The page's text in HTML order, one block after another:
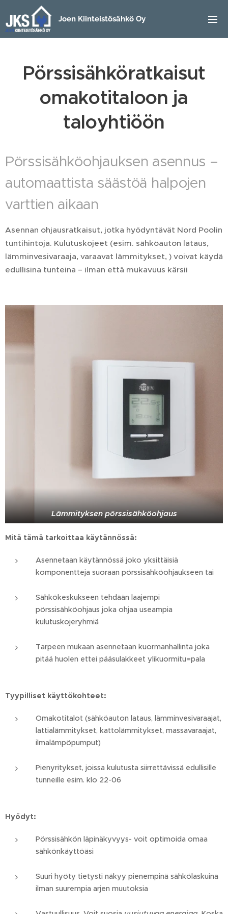
Joen Kiinteistösähkö Oy
Pörssisähköratkaisut
omakotitaloon ja
taloyhtiöön
Pörssisähköohjauksen asennus –
automaattista säästöä halpojen
varttien aikaan
Asennan ohjausratkaisut, jotka hyödyntävät Nord Poolin
tuntihintoja. Kulutuskojeet (esim. sähköauton lataus,
lämminvesivaraaja, varaavat lämmitykset, ) voivat käydä
edullisina tunteina – ilman että mukavuus kärsii
Lämmityksen pörssisähköohjaus
Mitä tämä tarkoittaa käytännössä:
Asennetaan käytännössä joko yksittäisiä
komponentteja suoraan pörssisähköohjaukseen tai
Sähkökeskukseen tehdään laajempi
pörssisähköohjaus joka ohjaa useampia
kulutuskojeryhmiä
Tarpeen mukaan asennetaan kuormanhallinta joka
pitää huolen ettei pääsulakkeet ylikuormitu=pala
Tyypilliset käyttökohteet:
Omakotitalot (sähköauton lataus, lämminvesivaraajat,
lattialämmitykset, kattolämmitykset, massavaraajat,
ilmalämpöpumput)
Pienyritykset, joissa kulutusta siirrettävissä edullisille
tunneille esim. klo 22-06
Hyödyt:
Pörssisähkön läpinäkyvyys- voit optimoida omaa
sähkönkäyttöäsi
Suuri hyöty tietysti näkyy pienempinä sähkölaskuina
ilman suurempia arjen muutoksia